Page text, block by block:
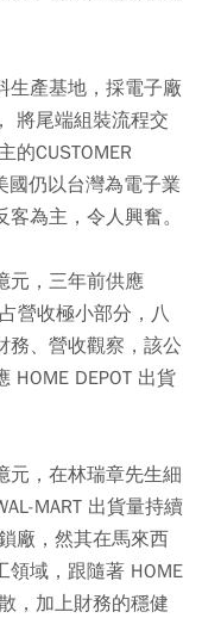
生產基地，採電子廠
將尾端組裝流程交
的CUSTOMER
國仍以台灣為電子業
為主，令人興奮。
元，三年前供應
營收極小部分，八
務、營收觀察，該公
HOME DEPOT 出貨
元，在林瑞章先生細
MART 出貨量持續
廠，然其在馬來西
領域，跟隨著 HOME
，加上財務的穩健